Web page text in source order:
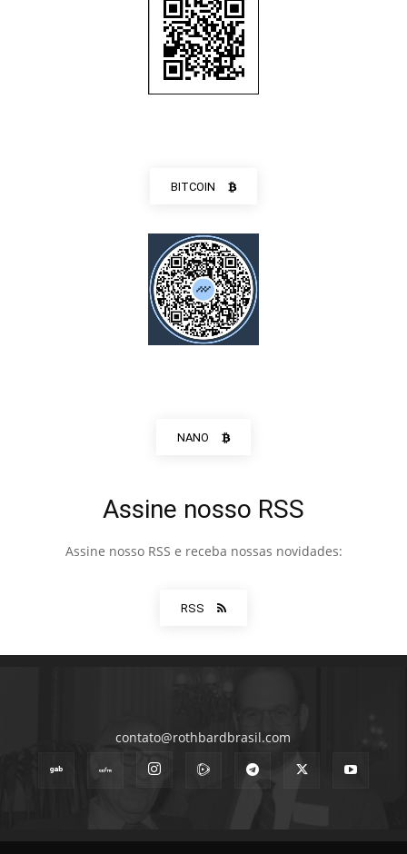
BITCOIN
NANO
Assine nosso RSS
Assine nosso RSS e receba nossas novidades:
RSS
contato@rothbardbrasil.com